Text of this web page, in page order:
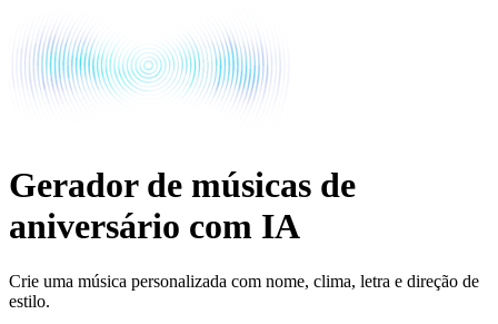
Gerador de músicas de
aniversário com IA
Crie uma música personalizada com nome, clima, letra e direção de
estilo.